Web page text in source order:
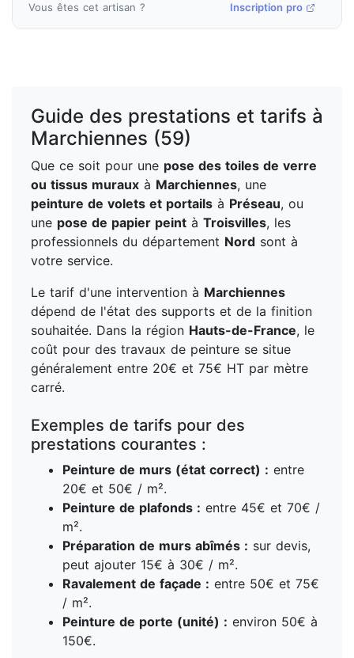
Vous êtes cet artisan ? Inscription pro
Guide des prestations et tarifs à
Marchiennes (59)
Que ce soit pour une pose des toiles de verre
ou tissus muraux à Marchiennes, une
peinture de volets et portails à Préseau, ou
une pose de papier peint à Troisvilles, les
professionnels du département Nord sont à
votre service.
Le tarif d'une intervention à Marchiennes
dépend de l'état des supports et de la finition
souhaitée. Dans la région Hauts-de-France, le
coût pour des travaux de peinture se situe
généralement entre 20€ et 75€ HT par mètre
carré.
Exemples de tarifs pour des
prestations courantes :
Peinture de murs (état correct) : entre
20€ et 50€ / m².
Peinture de plafonds : entre 45€ et 70€ /
m².
Préparation de murs abîmés : sur devis,
peut ajouter 15€ à 30€ / m².
Ravalement de façade : entre 50€ et 75€
/ m².
Peinture de porte (unité) : environ 50€ à
150€.